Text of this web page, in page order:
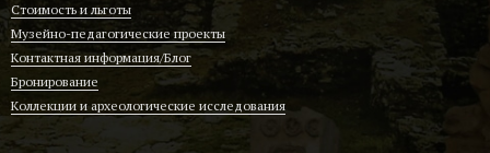
Стоимость и льготы
Музейно-педагогические проекты
Контактная информация/Блог
Бронирование
Коллекции и археологические исследования